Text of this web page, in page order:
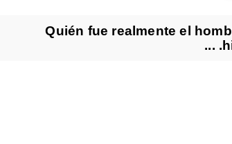
¿Quién fue realmente el